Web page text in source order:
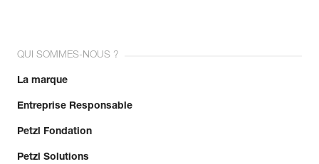
QUI SOMMES-NOUS ?
La marque
Entreprise Responsable
Petzl Fondation
Petzl Solutions